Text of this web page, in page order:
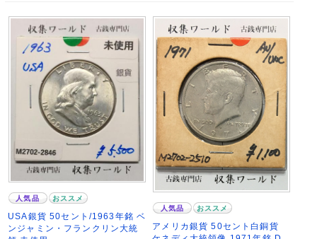
人気品 おススメ
USA銀貨 50セント/1963年銘 ベ
ンジャミン・フランクリン大統
人気品 おススメ
アメリカ銀貨 50セント白銅貨